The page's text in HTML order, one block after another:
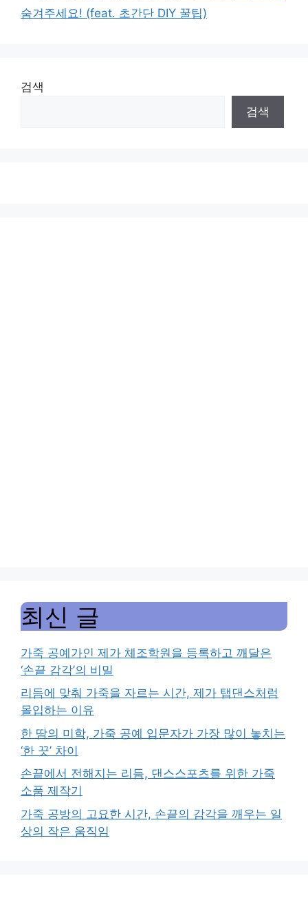
숨겨주세요! (feat. 초간단 DIY 꿀팁)
검색
검색
최신 글
가죽 공예가인 제가 체조학원을 등록하고 깨달은
‘손끝 감각’의 비밀
리듬에 맞춰 가죽을 자르는 시간, 제가 탭댄스처럼
몰입하는 이유
한 땀의 미학, 가죽 공예 입문자가 가장 많이 놓치는
‘한 끗’ 차이
손끝에서 전해지는 리듬, 댄스스포츠를 위한 가죽
소품 제작기
가죽 공방의 고요한 시간, 손끝의 감각을 깨우는 일
상의 작은 움직임